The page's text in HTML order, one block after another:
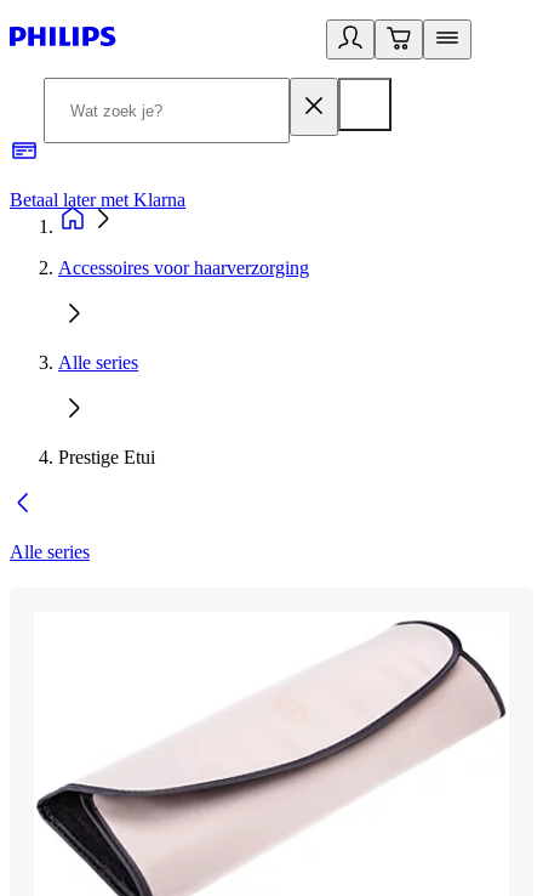
Betaal later met Klarna
Accessoires voor haarverzorging
Alle series
Prestige Etui
Alle series